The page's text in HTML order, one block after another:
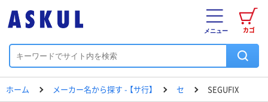
カゴ
メニュー
ホーム メーカー名から探す - 【サ行】 セ SEGUFIX